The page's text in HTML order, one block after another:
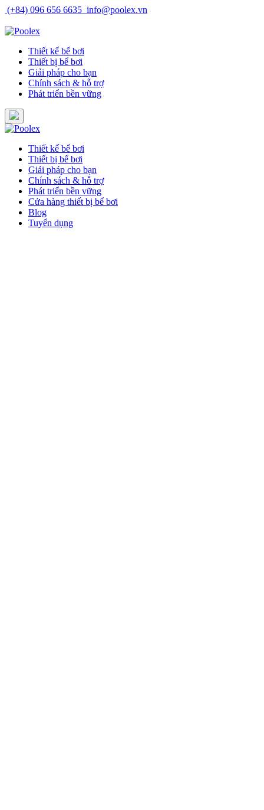
Skip
content
(+84) 096 656 6635 info@poolex.vn
Thiết kế bể bơi
Thiết bị bể bơi
Giải pháp cho bạn
Chính sách & hỗ trợ
Phát triển bền vững
Thiết kế bể bơi
Thiết bị bể bơi
Giải pháp cho bạn
Chính sách & hỗ trợ
Phát triển bền vững
Cửa hàng thiết bị bể bơi
Blog
Tuyển dụng